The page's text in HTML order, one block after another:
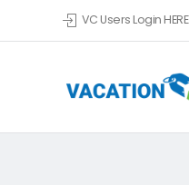
VC Users Login HERE